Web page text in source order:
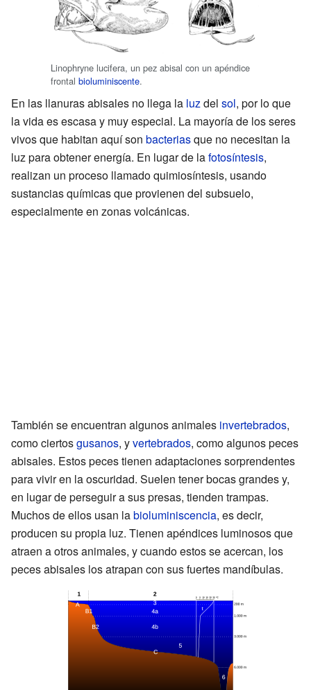
Linophryne lucifera, un pez abisal con un apéndice
frontal bioluminiscente.
En las llanuras abisales no llega la luz del sol, por lo que
la vida es escasa y muy especial. La mayoría de los seres
vivos que habitan aquí son bacteriasque no necesitan la
luz para obtener energía. En lugar de lafotosíntesis,
realizan un proceso llamado quimiosíntesis, usando
sustancias químicas que provienen del subsuelo,
especialmente en zonas volcánicas.
También se encuentran algunos animales invertebrados,
como ciertosgusanos, yvertebrados, como algunos peces
abisales. Estos peces tienen adaptaciones sorprendentes
para vivir en la oscuridad. Suelen tener bocas grandes y,
en lugar de perseguir a sus presas, tienden trampas.
Muchos de ellos usan labioluminiscencia, es decir,
producen su propia luz. Tienen apéndices luminosos que
atraen a otros animales, y cuando estos se acercan, los
peces abisales los atrapan con sus fuertes mandíbulas.